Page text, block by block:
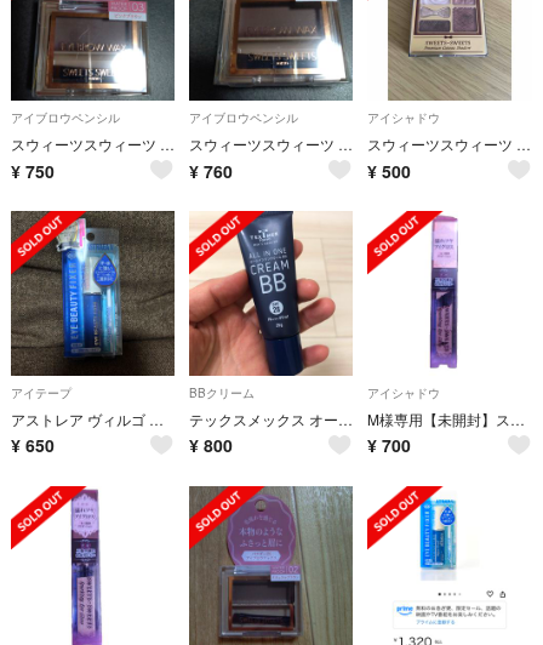
アイブロウペンシル
スウィーツスウィーツ アイブロウワックス 03 ピンクブラウン(1個)
¥ 750
アイブロウペンシル
スウィーツスウィーツ アイブロウワックス 03 ピンクブラウン(1個)
¥ 760
アイシャドウ
スウィーツスウィーツ プレミアムガトーシャドウ 04 ベリーブレッド(1コ入)
¥ 500
アイテープ
アストレア ヴィルゴ アイビューティー フィクサー WP(7ml)
¥ 650
BBクリーム
テックスメックス オールインワンクリームBB (ファンデーション)(25g)
¥ 800
アイシャドウ
M様専用【未開封】スウィーツスウィーツ スパークリングアイグロス 01
¥ 700